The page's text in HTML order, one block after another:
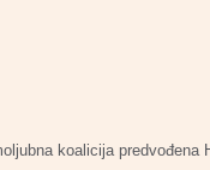
koalicija